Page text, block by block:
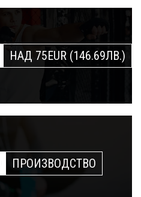
НАД 75EUR (146.69ЛВ.)
ПРОИЗВОДСТВО